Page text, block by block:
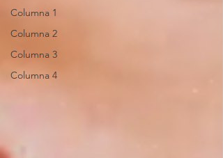
Columna 1
Columna 2
Columna 3
Columna 4